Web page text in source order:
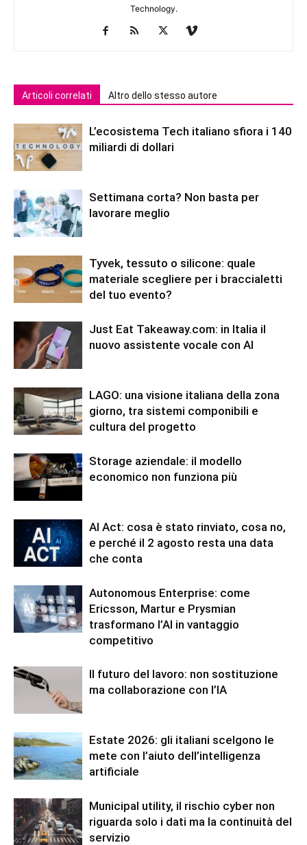
Technology.
Articoli correlati Altro dello stesso autore
L’ecosistema Tech italiano sfiora i 140
miliardi di dollari
Settimana corta? Non basta per
lavorare meglio
Tyvek, tessuto o silicone: quale
materiale scegliere per i braccialetti
del tuo evento?
Just Eat Takeaway.com: in Italia il
nuovo assistente vocale con AI
LAGO: una visione italiana della zona
giorno, tra sistemi componibili e
cultura del progetto
Storage aziendale: il modello
economico non funziona più
AI Act: cosa è stato rinviato, cosa no,
e perché il 2 agosto resta una data
che conta
Autonomous Enterprise: come
Ericsson, Martur e Prysmian
trasformano l’AI in vantaggio
competitivo
Il futuro del lavoro: non sostituzione
ma collaborazione con l’IA
Estate 2026: gli italiani scelgono le
mete con l’aiuto dell’intelligenza
artificiale
Municipal utility, il rischio cyber non
riguarda solo i dati ma la continuità del
servizio